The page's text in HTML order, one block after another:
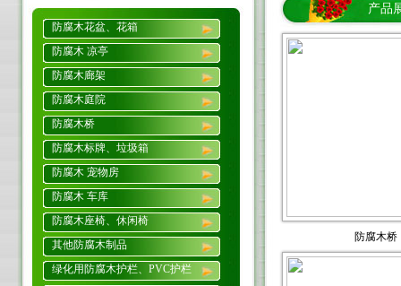
防腐木花盆、花箱
防腐木 凉亭
防腐木廊架
防腐木庭院
防腐木桥
防腐木标牌、垃圾箱
防腐木 宠物房
防腐木 车库
防腐木座椅、休闲椅
其他防腐木制品
绿化用防腐木护栏、PVC护栏
产品
防腐木桥